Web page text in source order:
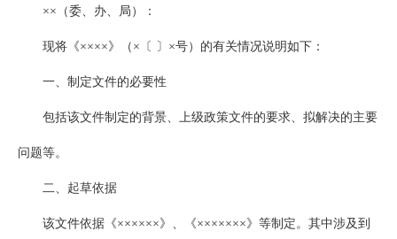
××（委、办、局）：
现将《××××》（×〔 〕×号）的有关情况说明如下：
一、制定文件的必要性
包括该文件制定的背景、上级政策文件的要求、拟解决的主要
问题等。
二、起草依据
该文件依据《××××××》、《×××××××》等制定。其中涉及到